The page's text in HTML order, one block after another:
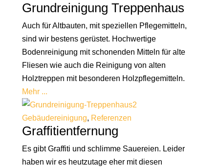
Grundreinigung Treppenhaus
Auch für Altbauten, mit speziellen Pflegemitteln,
sind wir bestens gerüstet. Hochwertige
Bodenreinigung mit schonenden Mitteln für alte
Fliesen wie auch die Reinigung von alten
Holztreppen mit besonderen Holzpflegemitteln.
Mehr ...
Gebäudereinigung, Referenzen
Graffitientfernung
Es gibt Graffiti und schlimme Sauereien. Leider
haben wir es heutzutage eher mit diesen